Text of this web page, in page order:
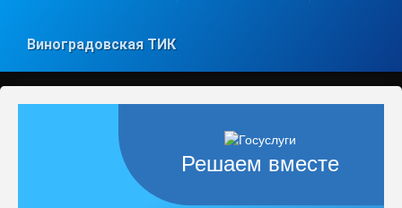
Виноградовская ТИК
Решаем вместе